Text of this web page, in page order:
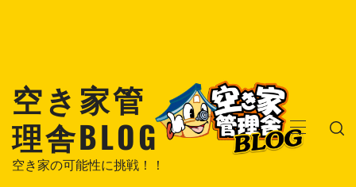
キ
空き家管
理舎BLOG
空き家の可能性に挑戦！！
メ